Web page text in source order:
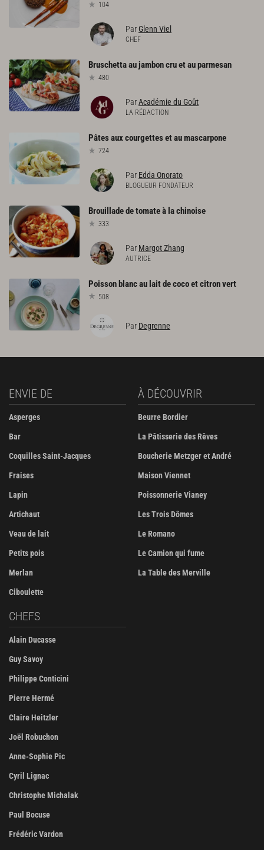
104
ParGlenn Viel
CHEF
Bruschettaaujamboncruetauparmesan
480
ParAcadémie du Goût
LA RÉDACTION
Pâtesauxcourgettesetaumascarpone
724
Par Edda Onorato
BLOGUEUR FONDATEUR
Brouilladedetomateà lachinoise
333
Par Margot Zhang
AUTRICE
Poisson blancau laitdecocoetcitronvert
508
Par Degrenne
ENVIE DE
Asperges
Bar
Coquilles Saint-Jacques
Fraises
Lapin
Artichaut
Veau de lait
Petits pois
Merlan
Ciboulette
À DÉCOUVRIR
Beurre Bordier
La Pâtisserie des Rêves
Boucherie Metzger et André
Maison Viennet
Poissonnerie Vianey
Les Trois Dômes
Le Romano
Le Camion qui fume
La Table des Merville
CHEFS
Alain Ducasse
Guy Savoy
Philippe Conticini
Pierre Hermé
Claire Heitzler
Joël Robuchon
Anne-Sophie Pic
Cyril Lignac
Christophe Michalak
Paul Bocuse
Frédéric Vardon